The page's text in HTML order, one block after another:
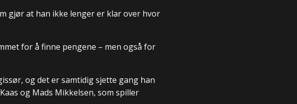
gjør at han ikke lenger er klar over hvor
for å finne pengene – men også for
og det er samtidig sjette gang han
og Mads Mikkelsen, som spiller